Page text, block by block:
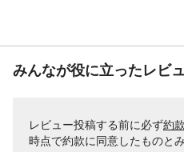
みんなが役に立ったレビ
レビュー投稿する前に必ず約款
時点で約款に同意したものと